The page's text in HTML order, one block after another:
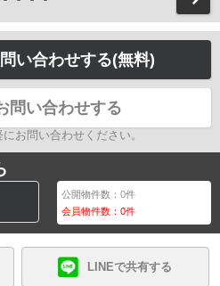
い合わせする(無料)
問い合わせする
お問い合わせください。
公開物件数：0件
会員物件数：0件
LINEで共有する